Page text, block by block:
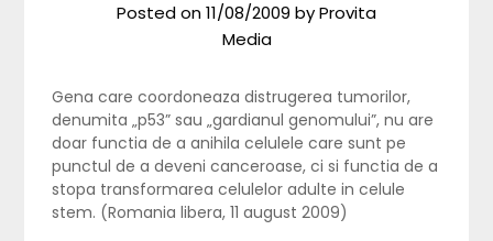
Posted on11/08/2009 byProvita
Media
Gena care coordoneaza distrugerea tumorilor,
denumita „p53” sau „gardianul genomului”, nu are
doar functia de a anihila celulele care sunt pe
punctul de a deveni canceroase, ci si functia de a
stopa transformarea celulelor adulte in celule
stem. (Romania libera, 11 august 2009)